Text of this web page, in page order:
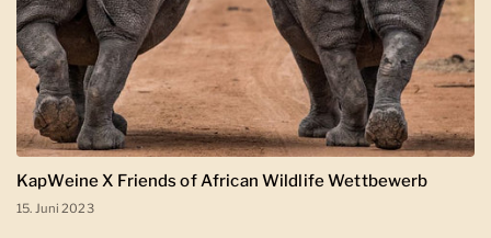
KapWeine X Friends of African Wildlife Wettbewerb
15. Juni 2023